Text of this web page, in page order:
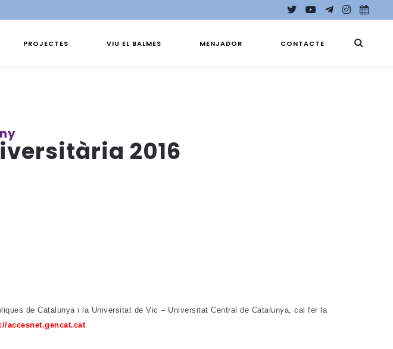
PROJECTES VIU EL BALMES MENJADOR CONTACTE
2016
de Catalunya i la Universitat de Vic – Universitat Central de Catalunya, cal fer la
accesnet.gencat.cat